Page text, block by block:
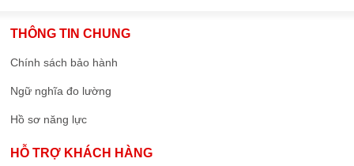
THÔNG TIN CHUNG
Chính sách bảo hành
Ngữ nghĩa đo lường
Hồ sơ năng lực
HỖ TRỢ KHÁCH HÀNG